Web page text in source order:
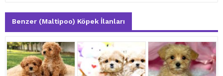
Benzer (Maltipoo) Köpek İlanları